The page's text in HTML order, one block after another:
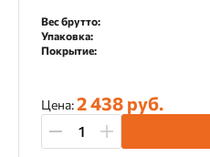
Вес брутто:
Упаковка:
Покрытие:
Цена:2 438 руб.